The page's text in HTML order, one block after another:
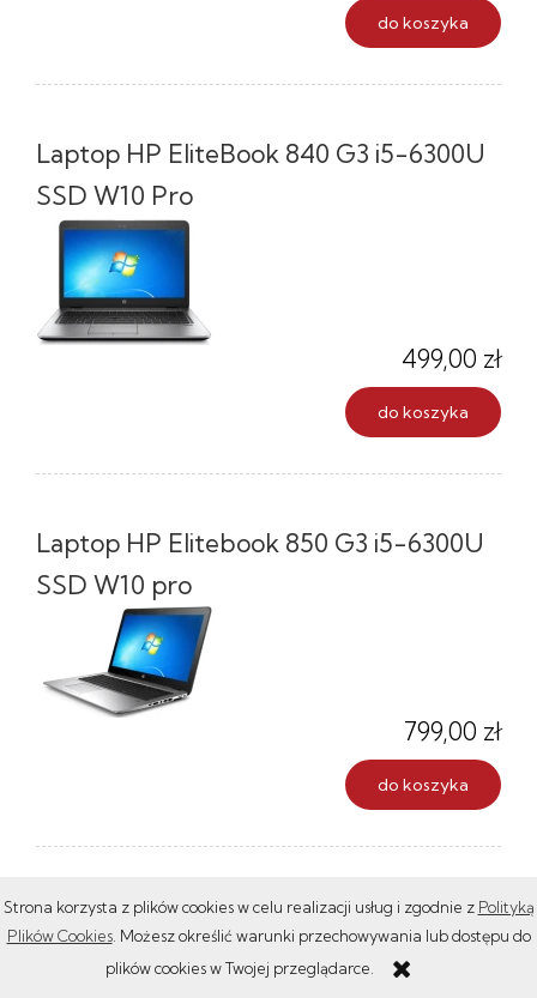
Strona korzysta z plików cookies w celu realizacji usług i zgodnie z Polityką
Plików Cookies. Możesz określić warunki przechowywania lub dostępu do
plików cookies w Twojej przeglądarce.
do koszyka
Laptop HP EliteBook 840 G3 i5-6300U
SSD W10 Pro
499,00 zł
do koszyka
Laptop HP Elitebook 850 G3 i5-6300U
SSD W10 pro
799,00 zł
do koszyka
Laptop HP EliteBook 850 G5 i5-7350U
SSD W10 pro